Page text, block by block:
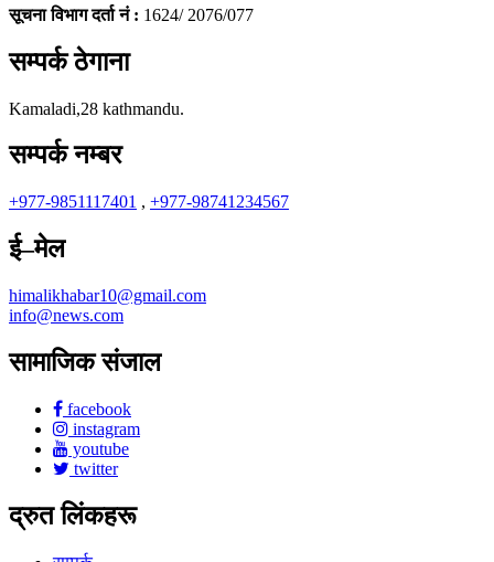
सूचना विभाग दर्ता नं : 1624/ 2076/077
सम्पर्क ठेगाना
Kamaladi,28 kathmandu.
सम्पर्क नम्बर
+977-9851117401 , +977-98741234567
ई–मेल
himalikhabar10@gmail.com
info@news.com
सामाजिक संजाल
facebook
instagram
youtube
twitter
द्रुत लिंकहरू